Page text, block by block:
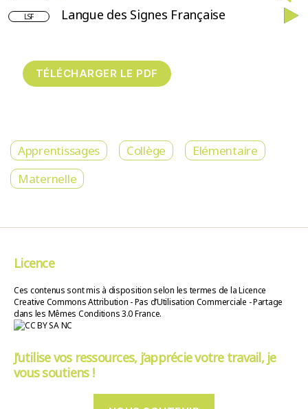
LSF Langue des Signes Française
Apprentissages Collège
Elémentaire
Maternelle
Licence
Ces contenus sont mis à disposition selon les termes de la Licence
Creative Commons Attribution - Pas d’Utilisation Commerciale - Partage
dans les Mêmes Conditions 3.0 France.
J’utilise vos ressources, j’apprécie votre travail, je
vous soutiens !